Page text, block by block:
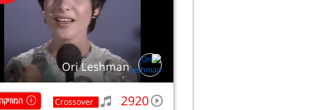
Ori Leshman
2920
Crossover